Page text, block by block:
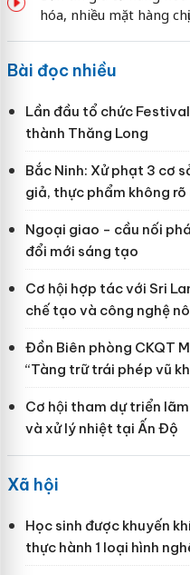
hóa, nhiều mặt hàng
Bài đọc nhiều
Lần đầu tổ chức
thành Thăng Long
Bắc Ninh: Xử phạt 3 cơ
giả, thực phẩm không
Ngoại giao - cầu nối
đổi mới sáng tạo
Cơ hội hợp tác với Sri
chế tạo và công nghệ
Đồn Biên phòng CKQT
“Tàng trữ trái phép vũ
Cơ hội tham dự triển
và xử lý nhiệt tại Ấn Độ
Xã hội
Học sinh được khuyến
thực hành 1 loại hình